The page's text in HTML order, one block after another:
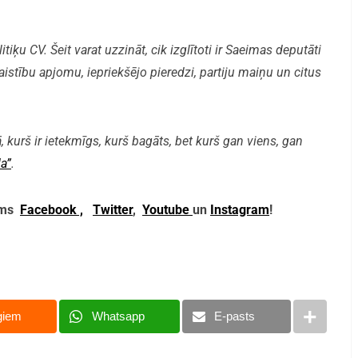
CV. Šeit varat uzzināt, cik izglītoti ir Saeimas deputāti
apjomu, iepriekšējo pieredzi, partiju maiņu un citus
ir ietekmīgs, kurš bagāts, bet kurš gan viens, gan
.
Facebook , Twitter, Youtube un Instagram!
Whatsapp E-pasts